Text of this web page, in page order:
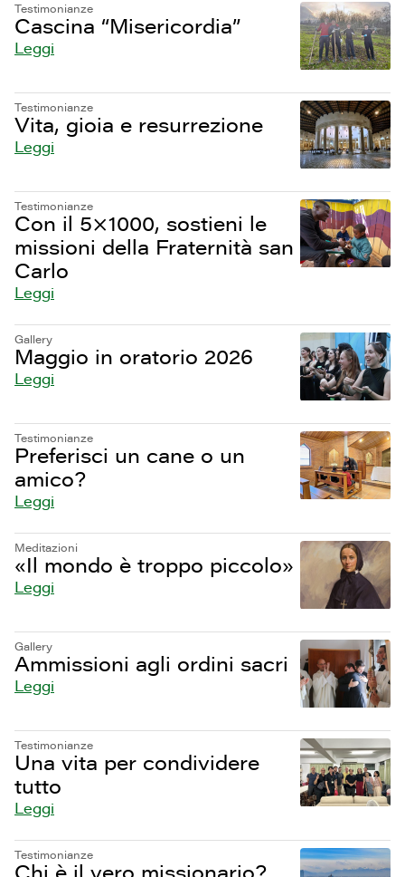
Testimonianze
Cascina “Misericordia”
Leggi
Testimonianze
Vita, gioia e resurrezione
Leggi
Testimonianze
Con il 5×1000, sostieni le
missioni della Fraternità san
Carlo
Leggi
Gallery
Maggio in oratorio 2026
Leggi
Testimonianze
Preferisci un cane o un
amico?
Leggi
Meditazioni
«Il mondo è troppo piccolo»
Leggi
Gallery
Ammissioni agli ordini sacri
Leggi
Testimonianze
Una vita per condividere
tutto
Leggi
Testimonianze